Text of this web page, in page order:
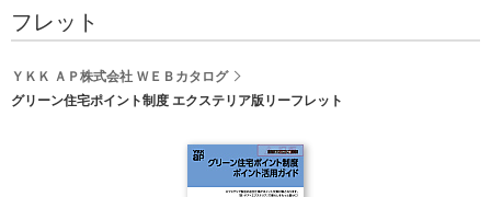
フレット
ＹＫＫ ＡＰ株式会社 ＷＥＢカタログ
グリーン住宅ポイント制度 エクステリア版リーフレット